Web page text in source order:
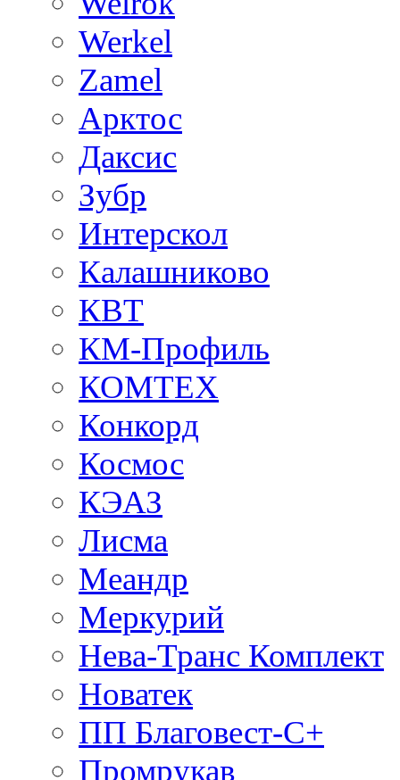
Werkel
Zamel
Арктос
Даксис
Зубр
Интерскол
Калашниково
КВТ
КМ-Профиль
КОМТЕХ
Конкорд
Космос
КЭАЗ
Лисма
Меандр
Меркурий
Нева-Транс Комплект
Новатек
ПП Благовест-С+
Промрукав